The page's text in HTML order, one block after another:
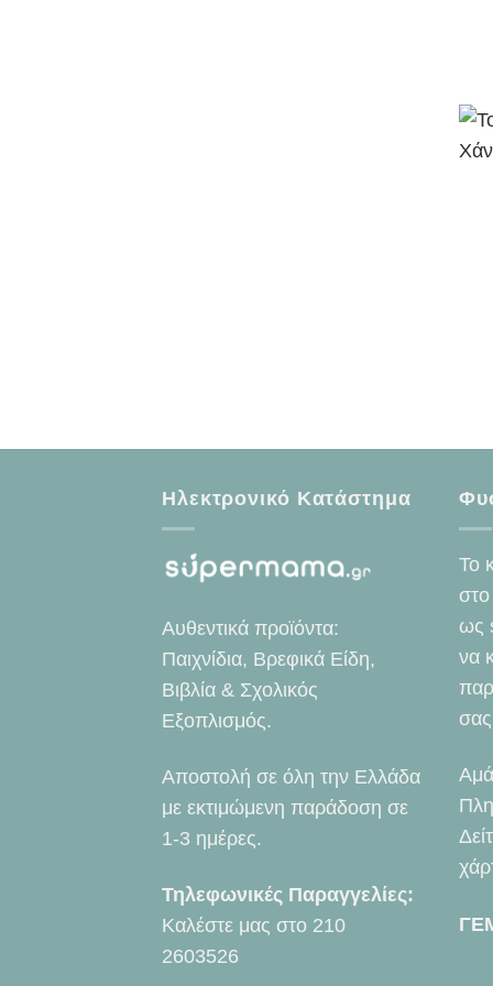
Ηλεκτρονικό Κατάστημα
Αυθεντικά προϊόντα:
Παιχνίδια, Βρεφικά Είδη,
Βιβλία & Σχολικός
Εξοπλισμός.
Αποστολή σε όλη την Ελλάδα
με εκτιμώμενη παράδοση σε
1-3 ημέρες.
Τηλεφωνικές Παραγγελίες:
Καλέστε μας στο 210
2603526
Το
στο
ως
να